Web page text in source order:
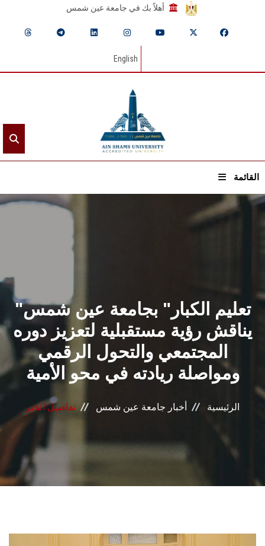
أهلاً بك في جامعة عين شمس
English
القائمة
القطاعـات
الشئون الأكاديمية
البحث العلمي
الرعاية الصحية
المراكز والوحدات
الأنظمة الذكية
الإعلام
الطلاب
"تعليم الكبار" بجامعة عين شمس
يناقش رؤية مستقبلية لتعزيز دوره
المجتمعي والتحول الرقمي
ومواصلة ريادته في محو الأمية
الرئيسية أخبار جامعة عين شمس تفاصيل الخبر